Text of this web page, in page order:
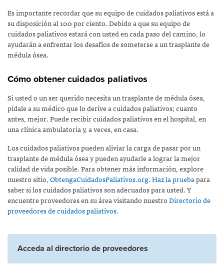
Es importante recordar que su equipo de cuidados paliativos está a
su disposición al 100 por ciento. Debido a que su equipo de
cuidados paliativos estará con usted en cada paso del camino, lo
ayudarán a enfrentar los desafíos de someterse a un trasplante de
médula ósea.
Cómo obtener cuidados paliativos
Si usted o un ser querido necesita un trasplante de médula ósea,
pídale a su médico que lo derive a cuidados paliativos; cuanto
antes, mejor. Puede recibir cuidados paliativos en el hospital, en
una clínica ambulatoria y, a veces, en casa.
Los cuidados paliativos pueden aliviar la carga de pasar por un
trasplante de médula ósea y pueden ayudarle a lograr la mejor
calidad de vida posible. Para obtener más información, explore
nuestro sitio,ObtengaCuidadosPaliativos.org.Haz la pruebapara
saber si los cuidados paliativos son adecuados para usted. Y
encuentre proveedores en su área visitando nuestroDirectorio de
proveedores de cuidados paliativos.
Acceda al directorio de proveedores